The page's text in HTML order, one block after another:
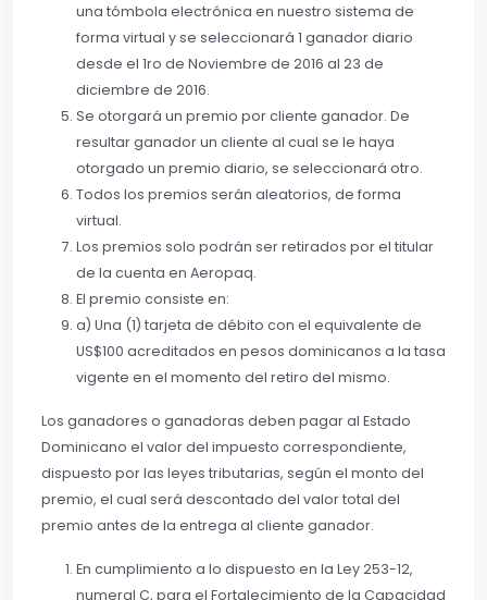
una tómbola electrónica en nuestro sistema de
forma virtual y se seleccionará 1 ganador diario
desde el 1ro de Noviembre de 2016 al 23 de
diciembre de 2016.
Se otorgará un premio por cliente ganador. De
resultar ganador un cliente al cual se le haya
otorgado un premio diario, se seleccionará otro.
Todos los premios serán aleatorios, de forma
virtual.
Los premios solo podrán ser retirados por el titular
de la cuenta en Aeropaq.
El premio consiste en:
a) Una (1) tarjeta de débito con el equivalente de
US$100 acreditados en pesos dominicanos a la tasa
vigente en el momento del retiro del mismo.
Los ganadores o ganadoras deben pagar al Estado
Dominicano el valor del impuesto correspondiente,
dispuesto por las leyes tributarias, según el monto del
premio, el cual será descontado del valor total del
premio antes de la entrega al cliente ganador.
En cumplimiento a lo dispuesto en la Ley 253-12,
numeral C, para el Fortalecimiento de la Capacidad